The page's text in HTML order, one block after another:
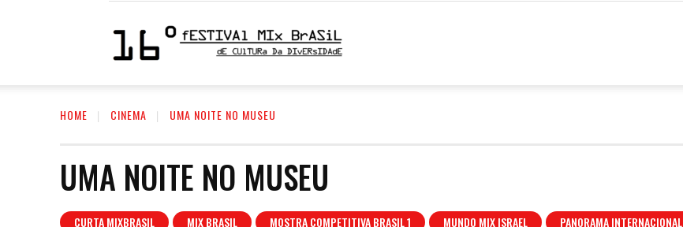
MixBrasil
HOME CINEMA UMA NOITE NO MUSEU
UMA NOITE NO MUSEU
CURTA MIXBRASIL MIX BRASIL MOSTRA COMPETITIVA BRASIL 1 MUNDO MIX ISRAEL PANORAMA INTERNACIONAL